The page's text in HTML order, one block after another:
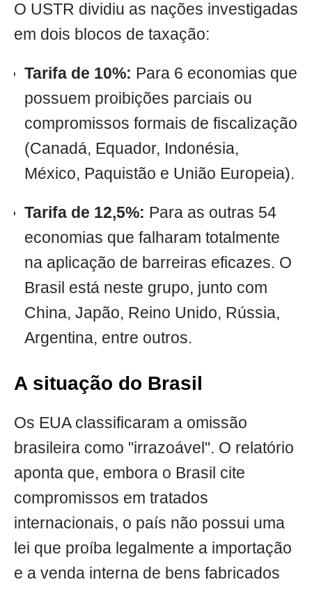
O USTR dividiu as nações investigadas
em dois blocos de taxação:
Tarifa de 10%: Para 6 economias que
possuem proibições parciais ou
compromissos formais de fiscalização
(Canadá, Equador, Indonésia,
México, Paquistão e União Europeia).
Tarifa de 12,5%: Para as outras 54
economias que falharam totalmente
na aplicação de barreiras eficazes. O
Brasil está neste grupo, junto com
China, Japão, Reino Unido, Rússia,
Argentina, entre outros.
A situação do Brasil
Os EUA classificaram a omissão
brasileira como "irrazoável". O relatório
aponta que, embora o Brasil cite
compromissos em tratados
internacionais, o país não possui uma
lei que proíba legalmente a importação
e a venda interna de bens fabricados